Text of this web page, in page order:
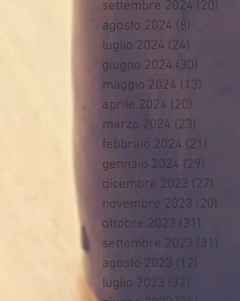
settembre 2024 (20)
agosto 2024 (8)
luglio 2024 (24)
giugno 2024 (30)
maggio 2024 (13)
aprile 2024 (20)
marzo 2024 (23)
febbraio 2024 (21)
gennaio 2024 (29)
dicembre 2023 (27)
novembre 2023 (20)
ottobre 2023 (31)
settembre 2023 (31)
agosto 2023 (12)
luglio 2023 (32)